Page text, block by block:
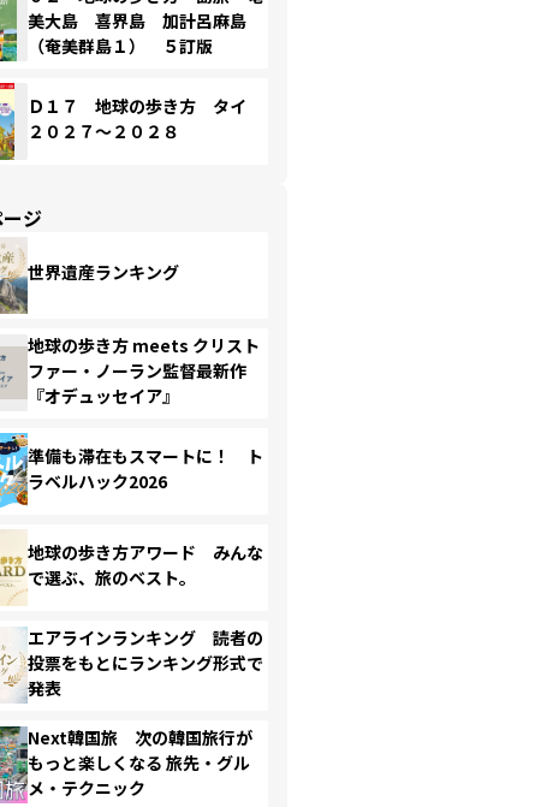
美大島 喜界島 加計呂麻島
（奄美群島１） ５訂版
Ｄ１７ 地球の歩き方 タイ
２０２７～２０２８
ジ
世界遺産ランキング
地球の歩き方 meets クリスト
ファー・ノーラン監督最新作
『オデュッセイア』
準備も滞在もスマートに！ ト
ラベルハック2026
地球の歩き方アワード みんな
で選ぶ、旅のベスト。
エアラインランキング 読者の
投票をもとにランキング形式で
発表
Next韓国旅 次の韓国旅行が
もっと楽しくなる 旅先・グル
メ・テクニック